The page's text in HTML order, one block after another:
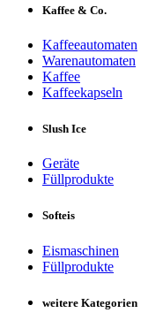
Kaffee & Co.
Kaffeeautomaten
Warenautomaten
Kaffee
Kaffeekapseln
Slush Ice
Geräte
Füllprodukte
Softeis
Eismaschinen
Füllprodukte
weitere Kategorien